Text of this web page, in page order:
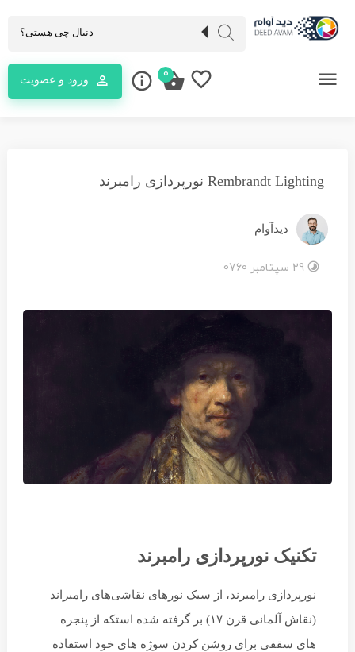
ورود و عضویت 0
Rembrandt Lighting نورپردازی رامبرند
دیدآوام
29 سپتامبر 0760
تکنیک نورپردازی رامبرند
نورپردازی رامبرند، از سبک نورهای نقاشی‌های رامبراند
(نقاش آلمانی قرن ۱۷) بر گرفته شده استکه از پنجره
های سقفی برای روشن کردن سوژه های خود استفاده